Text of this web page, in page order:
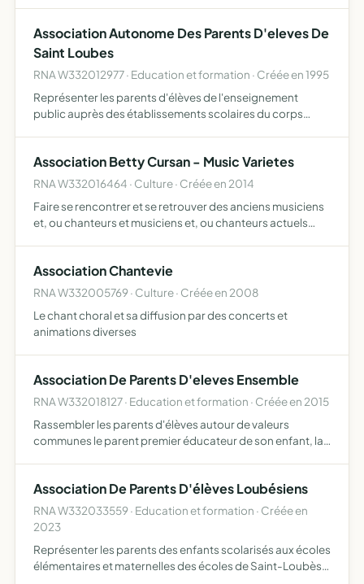
sen…
Association Autonome Des Parents D'eleves De
Saint Loubes
RNA W332012977 · Education et formation · Créée en 1995
Représenter les parents d'élèves de l'enseignement
public auprès des établissements scolaires du corps
org…
Association Betty Cursan - Music Varietes
RNA W332016464 · Culture · Créée en 2014
Faire se rencontrer et se retrouver des anciens musiciens
et, ou chanteurs et musiciens et, ou chanteurs actuels
Association Chantevie
RNA W332005769 · Culture · Créée en 2008
Le chant choral et sa diffusion par des concerts et
animations diverses
Association De Parents D'eleves Ensemble
RNA W332018127 · Education et formation · Créée en 2015
Rassembler les parents d'élèves autour de valeurs
communes le parent premier éducateur de son enfant, la
Association De Parents D'élèves Loubésiens
RNA W332033559 · Education et formation · Créée en
2023
Représenter les parents des enfants scolarisés aux écoles
élémentaires et maternelles des écoles de Saint-Loubès,